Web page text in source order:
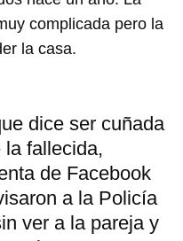
complicada pero la
la casa.
dice ser cuñada
la fallecida,
de Facebook
a la Policía
ver a la pareja y